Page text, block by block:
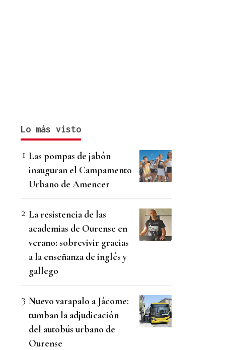
Lo más visto
Las pompas de jabón
inauguran el Campamento
Urbano de Amencer
La resistencia de las
academias de Ourense en
verano: sobrevivir gracias
a la enseñanza de inglés y
gallego
Nuevo varapalo a Jácome:
tumban la adjudicación
del autobús urbano de
Ourense